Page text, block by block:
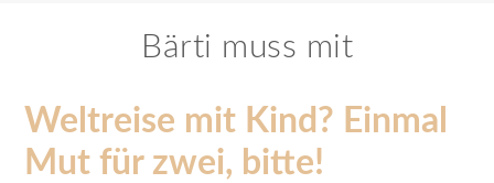
Bärti muss mit
Weltreise mit Kind? Einmal
Mut für zwei, bitte!